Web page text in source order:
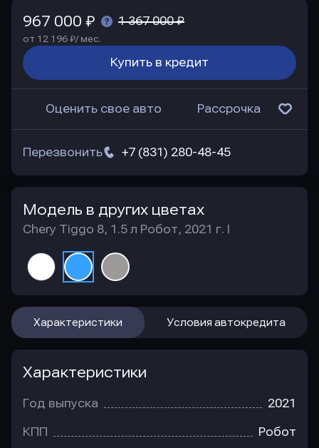
967 000 ₽ 1 367 000 ₽
от 12 196 ₽/ мес.
Купить в кредит
Оценить свое авто Рассрочка
+7 (831) 280-48-45
Перезвонить
Модель в других цветах
Chery Tiggo 8, 1.5 л Робот, 2021 г. I
Характеристики Условия автокредита
Характеристики
Год выпуска 2021
КПП Робот